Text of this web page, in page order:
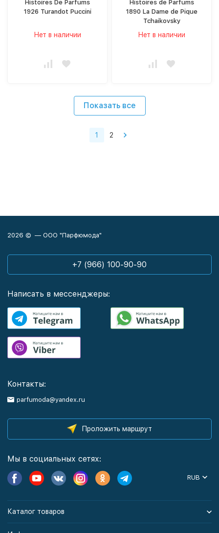
Histoires De Parfums
1926 Turandot Puccini
Нет в наличии
Histoires de Parfums
1890 La Dame de Pique
Tchaikovsky
Нет в наличии
Показать все
1 2
2026 © — ООО "Парфюмода"
+7 (966) 100-90-90
Написать в мессенджеры:
Контакты:
parfumoda@yandex.ru
Проложить маршрут
Мы в социальных сетях:
RUB
Каталог товаров